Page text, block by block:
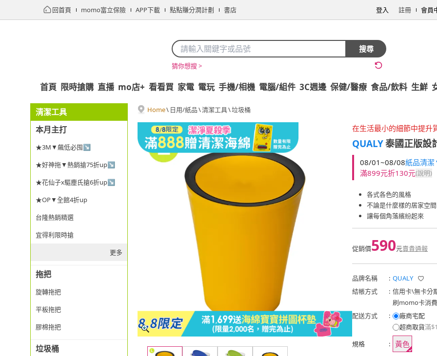
回首頁 momo富立保險 APP下載 點點賺分潤計劃 書店 登入 註冊 會員
搜尋
猜你想搜 >
首頁 限時搶購 直播 mo店+ 看看買 家電 電玩 手機/相機 電腦/組件 3C週邊 保健/醫療 食品/飲料 生鮮
清潔工具
本月主打
★3M▼飆低必囤↘
★好神拖▼熱銷搶75折up↘
★花仙子x驅塵氏搶6折up↘
★OP▼全館4折up
台隆熱銷精選
宜得利限時搶
更多
拖把
旋轉拖把
平板拖把
膠棉拖把
垃圾桶
Home\ 日用/紙品\清潔工具\垃圾桶
在生活最小的細節中提升
QUALY泰國正版設
08/01~08/08紙品清
滿899元折130元(說明)
各式各色的風格
不論是什麼樣的居家空間
讓每個角落繽紛起來
促銷價590元賣貴通報
品牌名稱 : QUALY
結帳方式
: 信用卡\無卡分
刷momo卡消
配送方式
:
廠商宅配
超商取貨滿
規格
: 黃色